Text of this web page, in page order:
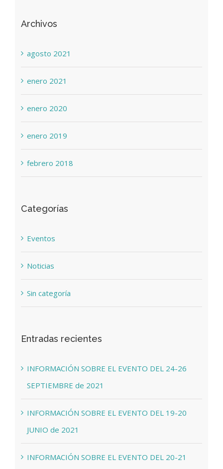
Archivos
agosto 2021
enero 2021
enero 2020
enero 2019
febrero 2018
Categorías
Eventos
Noticias
Sin categoría
Entradas recientes
INFORMACIÓN SOBRE EL EVENTO DEL 24-26
SEPTIEMBRE de 2021
INFORMACIÓN SOBRE EL EVENTO DEL 19-20
JUNIO de 2021
INFORMACIÓN SOBRE EL EVENTO DEL 20-21